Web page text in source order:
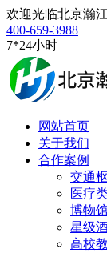
欢迎光临北京瀚
400-659-3988
7*24小时
网站首页
关于我们
合作案例
交通
医疗
博物
星级
高校